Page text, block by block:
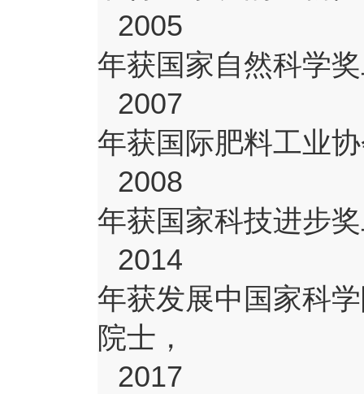
2005
年获国家自然科学
2007
年获国际肥料工业
2008
年获国家科技进步
2014
年获发展中国家科
院士，
2017